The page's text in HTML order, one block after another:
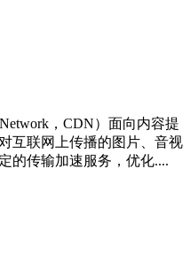
，CDN）面向内容提
互联网上传播的图片、音视
的传输加速服务，优化....